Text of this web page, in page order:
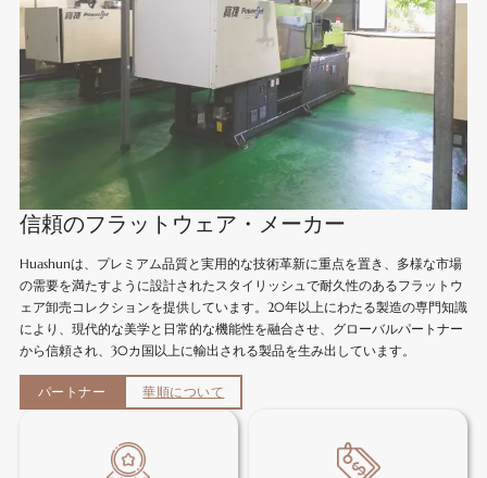
信頼のフラットウェア・メーカー
Huashunは、プレミアム品質と実用的な技術革新に重点を置き、多様な市場
の需要を満たすように設計されたスタイリッシュで耐久性のあるフラットウ
ェア卸売コレクションを提供しています。20年以上にわたる製造の専門知識
により、現代的な美学と日常的な機能性を融合させ、グローバルパートナー
から信頼され、30カ国以上に輸出される製品を生み出しています。
パートナー 華順について